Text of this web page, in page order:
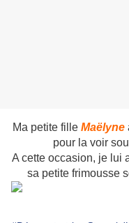
Ma petite fille Maëlyne
pour la voir
A cette occasion, je lui
sa petite frimousse